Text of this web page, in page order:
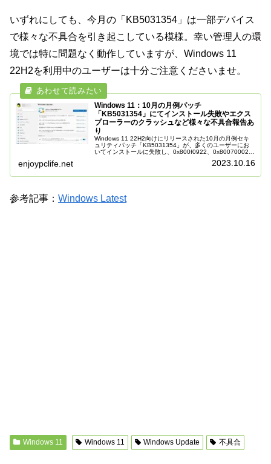
いずれにしても、今月の「KB5031354」は一部デバイス
で様々な不具合を引き起こしている模様。幸い管理人の環
境では特に問題なく動作していますが、Windows 11
22H2を利用中のユーザーは十分ご注意くださいませ。
Windows 11：10月の月例パッチ
「KB5031354」にてインストール失敗やエクス
プローラーのクラッシュなど様々な不具合報告あ
り
Windows 11 22H2向けにリリースされた10月の月例セキ
ュリティパッチ「KB5031354」が、多くのユーザーにお
いてインストールに失敗し、0x800f0922、0x80070002、
enjoypclife.net 2023.10.16
参考記事： Windows Latest
Windows 11 Windows 11 Windows Update 不具合